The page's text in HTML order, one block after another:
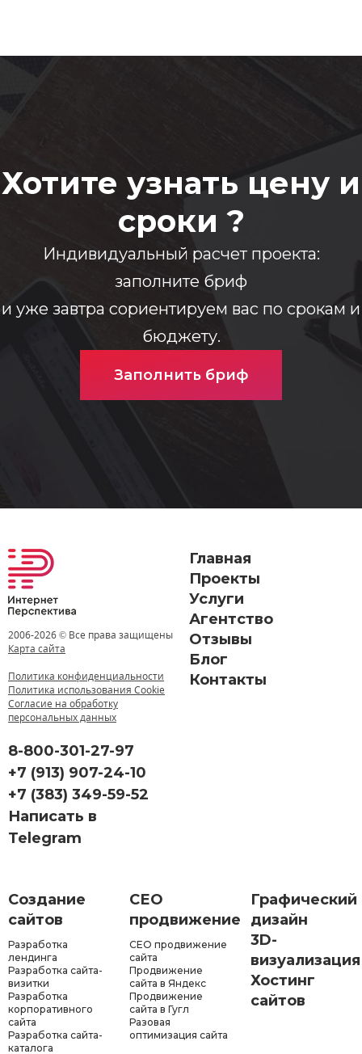
Хотите узнать цену и
сроки ?
Индивидуальный расчет проекта:
заполните бриф
и уже завтра сориентируем вас по срокам и
бюджету.
Заполнить бриф
2006-2026 © Все права защищены
Карта сайта
Политика конфиденциальности
Политика использования Cookie
Согласие на обработку
персональных данных
8-800-301-27-97
+7 (913) 907-24-10
+7 (383) 349-59-52
Написать в
Telegram
Главная
Проекты
Услуги
Агентство
Отзывы
Блог
Контакты
Создание
сайтов
Разработка
лендинга
Разработка сайта-
визитки
Разработка
корпоративного
сайта
Разработка сайта-
каталога
СЕО
продвижение
СЕО продвижение
сайта
Продвижение
сайта в Яндекс
Продвижение
сайта в Гугл
Разовая
оптимизация сайта
Графический
дизайн
3D-
визуализация
Хостинг
сайтов